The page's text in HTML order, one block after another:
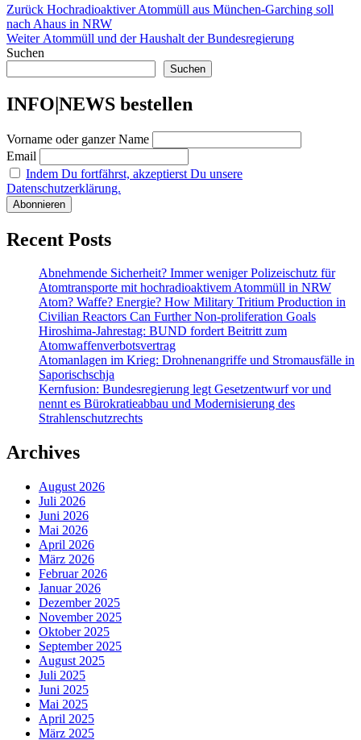
Beitragsnavigation
Zurück Vorheriger
Beitrag:
Hochradioaktiver Atommüll aus München-Garching soll
nach Ahaus in NRW
Weiter Nächster
Beitrag:
Atommüll und der Haushalt der Bundesregierung
Suchen
Suchen
INFO|NEWS bestellen
Vorname oder ganzer Name
Email
Indem Du fortfährst, akzeptierst Du unsere
Datenschutzerklärung.
Recent Posts
Abnehmende Sicherheit? Immer weniger Polizeischutz für
Atomtransporte mit hochradioaktivem Atommüll in NRW
Atom? Waffe? Energie? How Military Tritium Production in
Civilian Reactors Can Further Non-proliferation Goals
Hiroshima-Jahrestag: BUND fordert Beitritt zum
Atomwaffenverbotsvertrag
Atomanlagen im Krieg: Drohnenangriffe und Stromausfälle in
Saporischschja
Kernfusion: Bundesregierung legt Gesetzentwurf vor und
nennt es Bürokratieabbau und Modernisierung des
Strahlenschutzrechts
Archives
August 2026
Juli 2026
Juni 2026
Mai 2026
April 2026
März 2026
Februar 2026
Januar 2026
Dezember 2025
November 2025
Oktober 2025
September 2025
August 2025
Juli 2025
Juni 2025
Mai 2025
April 2025
März 2025